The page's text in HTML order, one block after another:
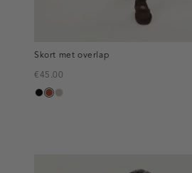
Skort met overlap
€45.00
zwart
bruintaupe,